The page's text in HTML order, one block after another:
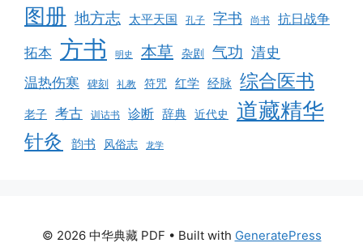
图册 地方志 太平天国 孔子 字书 尚书 抗日战争
拓本 方书 明史 本草 杂剧 气功 清史
温热伤寒 碑刻 礼教 符咒 红学 经脉 综合医书
老子 考古 训诂书 诊断 辞典 近代史 道藏精华
针灸 韵书 风俗志 龙学
© 2026 中华典藏 PDF • Built with GeneratePress